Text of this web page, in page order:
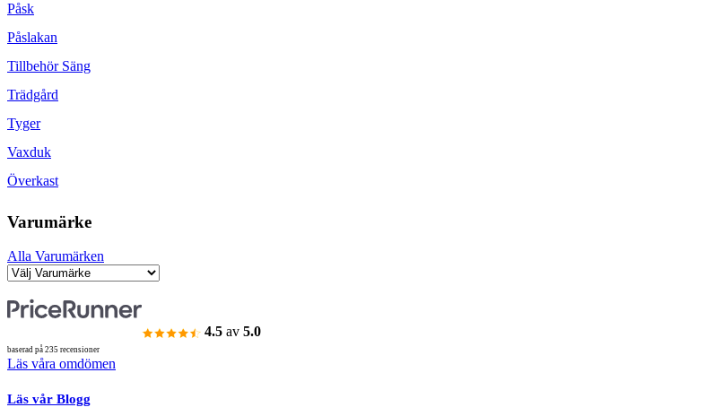
Påsk
Påslakan
Tillbehör Säng
Trädgård
Tyger
Vaxduk
Överkast
Varumärke
Alla Varumärken
4.5 av 5.0
baserad på 235 recensioner
Läs våra omdömen
Läs vår Blogg